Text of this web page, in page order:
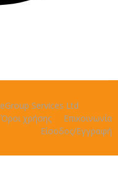
eGroup Services Ltd
Όροι χρήσης
Επικοινωνία
Είσοδος/Εγγραφή